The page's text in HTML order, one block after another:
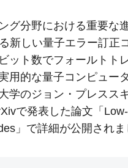
グ分野における重要な
新しい量子エラー訂正
ット数でフォールトト
用的な量子コンピュー
学のジョン・プレスス
で発表した論文「
」で詳細が公開されま